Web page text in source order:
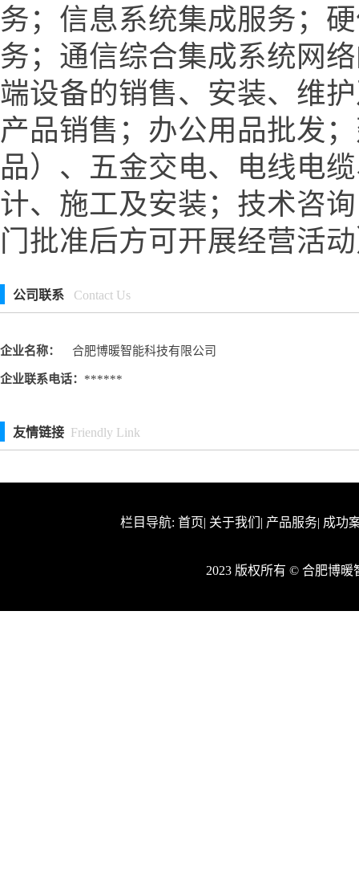
务；信息系统集成服务；
务；通信综合集成系统网
端设备的销售、安装、维
产品销售；办公用品批发
品）、五金交电、电线电
计、施工及安装；技术咨
门批准后方可开展经营活
公司联系 Contact Us
企业名称： 合肥博暖智能科技有限公司
企业联系电话： ******
友情链接 Friendly Link
栏目导航: 首页| 关于我们 | 产品服务| 成功
2023 版权所有 © 合肥博